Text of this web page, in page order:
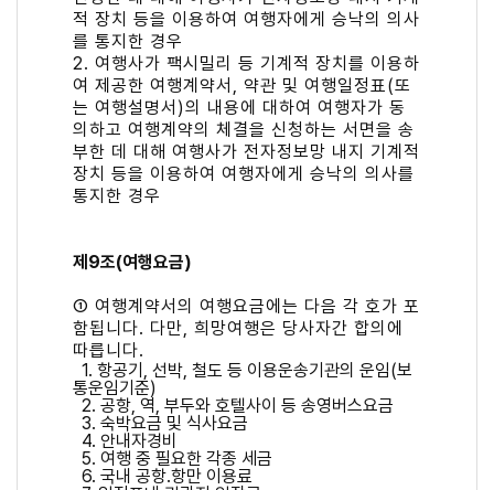
적 장치 등을 이용하여 여행자에게 승낙의 의사
를 통지한 경우
2. 여행사가 팩시밀리 등 기계적 장치를 이용하
여 제공한 여행계약서, 약관 및 여행일정표(또
는 여행설명서)의 내용에 대하여 여행자가 동
의하고 여행계약의 체결을 신청하는 서면을 송
부한 데 대해 여행사가 전자정보망 내지 기계적
장치 등을 이용하여 여행자에게 승낙의 의사를
통지한 경우
제9조(여행요금)
① 여행계약서의 여행요금에는 다음 각 호가 포
함됩니다. 다만, 희망여행은 당사자간 합의에
따릅니다.
1. 항공기, 선박, 철도 등 이용운송기관의 운임(보
통운임기준)
2. 공항, 역, 부두와 호텔사이 등 송영버스요금
3. 숙박요금 및 식사요금
4. 안내자경비
5. 여행 중 필요한 각종 세금
6. 국내 공항․항만 이용료